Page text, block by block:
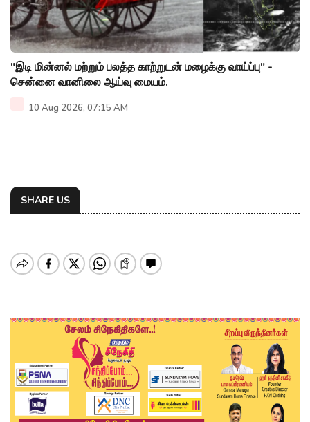
"இடி மின்னல் மற்றும் பலத்த காற்றுடன் மழைக்கு வாய்ப்பு" -
சென்னை வானிலை ஆய்வு மையம்.
10 Aug 2026, 07:15 AM
SHARE US